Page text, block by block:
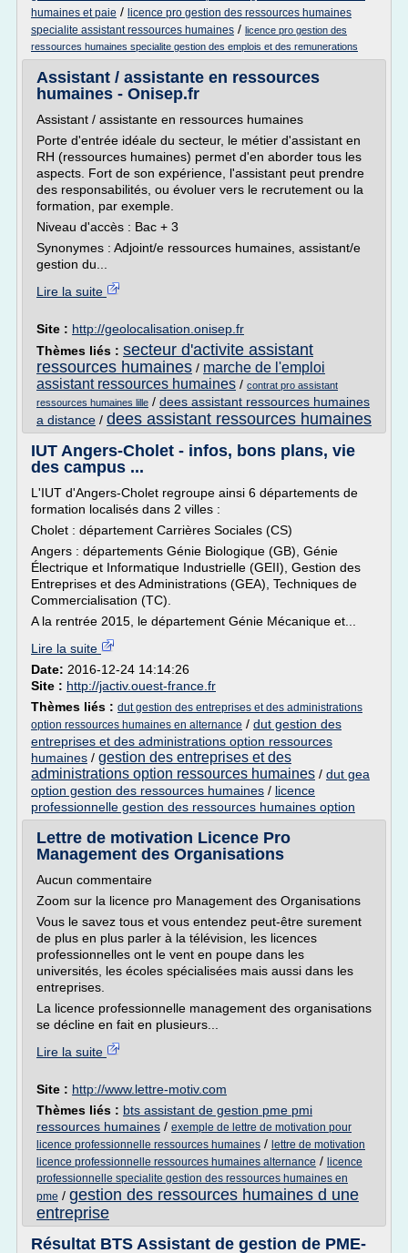
humaines et paie / licence pro gestion des ressources humaines
specialite assistant ressources humaines / licence pro gestion des
ressources humaines specialite gestion des emplois et des remunerations
Assistant / assistante en ressources
humaines - Onisep.fr
Assistant / assistante en ressources humaines
Porte d'entrée idéale du secteur, le métier d'assistant en
RH (ressources humaines) permet d'en aborder tous les
aspects. Fort de son expérience, l'assistant peut prendre
des responsabilités, ou évoluer vers le recrutement ou la
formation, par exemple.
Niveau d'accès : Bac + 3
Synonymes : Adjoint/e ressources humaines, assistant/e
gestion du...
Lire la suite
Site : http://geolocalisation.onisep.fr
Thèmes liés : secteur d'activite assistant
ressources humaines / marche de l'emploi
assistant ressources humaines / contrat pro assistant
ressources humaines lille / dees assistant ressources humaines
a distance / dees assistant ressources humaines
IUT Angers-Cholet - infos, bons plans, vie
des campus ...
L'IUT d'Angers-Cholet regroupe ainsi 6 départements de
formation localisés dans 2 villes :
Cholet : département Carrières Sociales (CS)
Angers : départements Génie Biologique (GB), Génie
Électrique et Informatique Industrielle (GEII), Gestion des
Entreprises et des Administrations (GEA), Techniques de
Commercialisation (TC).
A la rentrée 2015, le département Génie Mécanique et...
Lire la suite
Date: 2016-12-24 14:14:26
Site : http://jactiv.ouest-france.fr
Thèmes liés : dut gestion des entreprises et des administrations
option ressources humaines en alternance / dut gestion des
entreprises et des administrations option ressources
humaines / gestion des entreprises et des
administrations option ressources humaines / dut gea
option gestion des ressources humaines / licence
professionnelle gestion des ressources humaines option
Lettre de motivation Licence Pro
Management des Organisations
Aucun commentaire
Zoom sur la licence pro Management des Organisations
Vous le savez tous et vous entendez peut-être surement
de plus en plus parler à la télévision, les licences
professionnelles ont le vent en poupe dans les
universités, les écoles spécialisées mais aussi dans les
entreprises.
La licence professionnelle management des organisations
se décline en fait en plusieurs...
Lire la suite
Site : http://www.lettre-motiv.com
Thèmes liés : bts assistant de gestion pme pmi
ressources humaines / exemple de lettre de motivation pour
licence professionnelle ressources humaines / lettre de motivation
licence professionnelle ressources humaines alternance / licence
professionnelle specialite gestion des ressources humaines en
pme / gestion des ressources humaines d une
entreprise
Résultat BTS Assistant de gestion de PME-